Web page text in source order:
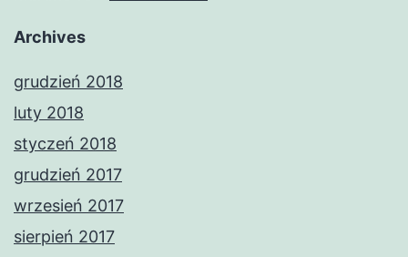
Archives
grudzień 2018
luty 2018
styczeń 2018
grudzień 2017
wrzesień 2017
sierpień 2017